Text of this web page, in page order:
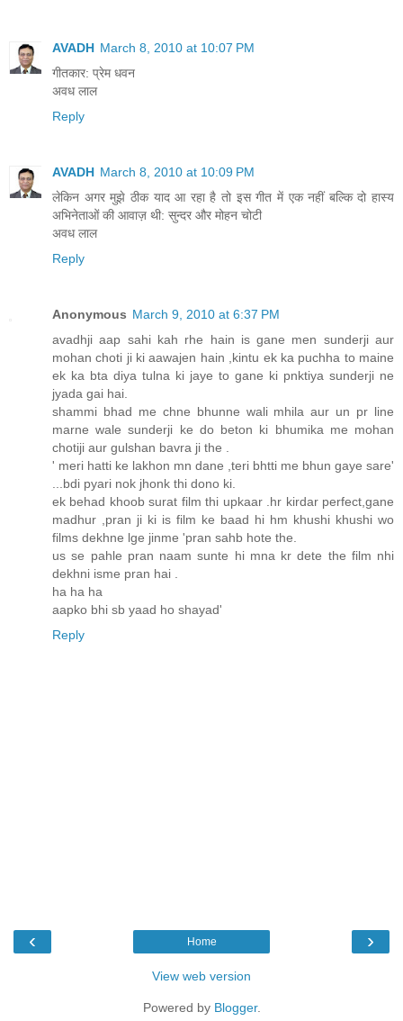
AVADH March 8, 2010 at 10:07 PM
गीतकार: प्रेम धवन
अवध लाल
Reply
AVADH March 8, 2010 at 10:09 PM
लेकिन अगर मुझे ठीक याद आ रहा है तो इस गीत में एक नहीं बल्कि दो हास्य
अभिनेताओं की आवाज़ थी: सुन्दर और मोहन चोटी
अवध लाल
Reply
Anonymous March 9, 2010 at 6:37 PM
avadhji aap sahi kah rhe hain is gane men sunderji aur
mohan choti ji ki aawajen hain ,kintu ek ka puchha to maine
ek ka bta diya tulna ki jaye to gane ki pnktiya sunderji ne
jyada gai hai.
shammi bhad me chne bhunne wali mhila aur un pr line
marne wale sunderji ke do beton ki bhumika me mohan
chotiji aur gulshan bavra ji the .
' meri hatti ke lakhon mn dane ,teri bhtti me bhun gaye sare'
...bdi pyari nok jhonk thi dono ki.
ek behad khoob surat film thi upkaar .hr kirdar perfect,gane
madhur ,pran ji ki is film ke baad hi hm khushi khushi wo
films dekhne lge jinme 'pran sahb hote the.
us se pahle pran naam sunte hi mna kr dete the film nhi
dekhni isme pran hai .
ha ha ha
aapko bhi sb yaad ho shayad'
Reply
‹ ›
Home
View web version
Powered by Blogger.